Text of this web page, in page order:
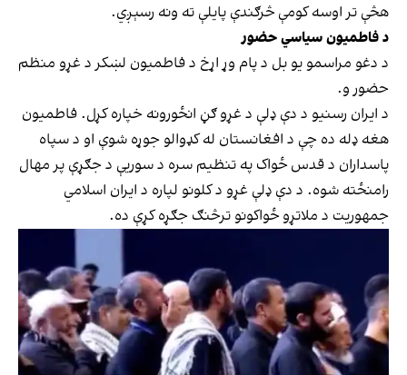
هڅې تر اوسه کومې څرګندې پایلې ته ونه رسېږي.
د فاطمیون سیاسي حضور
د دغو مراسمو یو بل د پام وړ اړخ د فاطمیون لښکر د غړو منظم
حضور و.
د ایران رسنیو د دې ډلې د غړو ګڼ انځورونه خپاره کړل. فاطمیون
هغه ډله ده چې د افغانستان له کډوالو جوړه شوې او د سپاه
پاسداران د قدس ځواک په تنظیم سره د سوریې د جګړې پر مهال
رامنځته شوه. د دې ډلې غړو د کلونو لپاره د ایران اسلامي
جمهوریت د ملاتړو ځواکونو ترڅنګ جګړه کړې ده.